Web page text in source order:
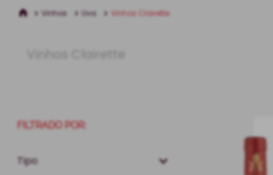
Vinhos Uva Vinhos Clairette
FILTRADO POR:
Tipo